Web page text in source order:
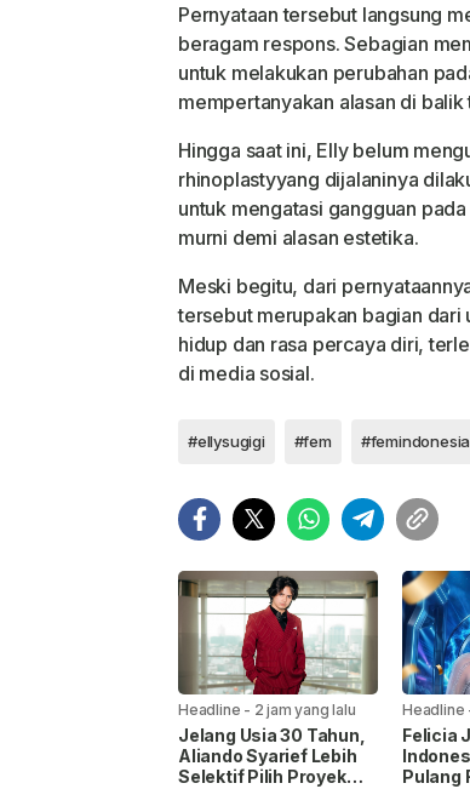
Pernyataan tersebut langsung
beragam respons. Sebagian
untuk melakukan perubahan
mempertanyakan alasan di
Hingga saat ini, Elly belum
rhinoplastyyang dijalaninya
untuk mengatasi gangguan
murni demi alasan estetika.
Meski begitu, dari
tersebut merupakan bagian dari
hidup dan rasa percaya diri,
di media sosial.
#ellysugigi #fem #femindonesia
Headline - 2 jam yang lalu
Jelang Usia 30 Tahun,
Aliando Syarief Lebih
Selektif Pilih Proyek
Headline
Felicia
Pulang